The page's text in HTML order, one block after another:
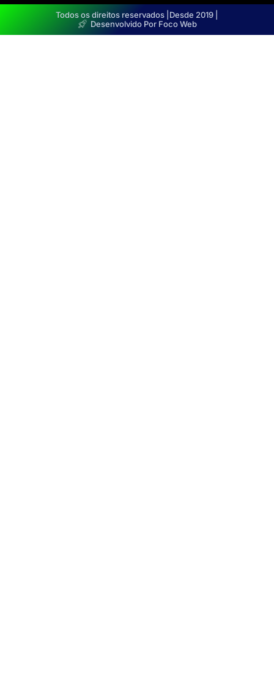
Todos os direitos reservados | Desde 2019 |
Desenvolvido Por Foco Web